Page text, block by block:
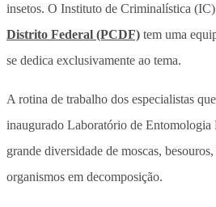
insetos. O Instituto de Criminalística (IC)
Distrito Federal (PCDF) tem uma
se dedica exclusivamente ao tema.
A rotina de trabalho dos especialistas
inaugurado Laboratório de Entomologia
grande diversidade de moscas,
organismos em decomposição.